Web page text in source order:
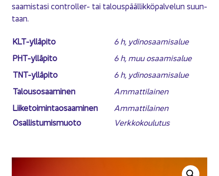
saa­mis­ta­si controller-​ tai ta­lous­pääl­lik­kö­pal­ve­lun suun­
taan.
KLT-​ylläpito
6 h, ydin­osaa­mi­sa­lue
PHT-​ylläpito
6 h, muu osaa­mi­sa­lue
TNT-​ylläpito
6 h, ydin­osaa­mi­sa­lue
Ta­lous­osaa­mi­nen
Am­mat­ti­lai­nen
Lii­ke­toi­min­tao­saa­mi­nen
Am­mat­ti­lai­nen
Osal­lis­tu­mis­muo­to
Verk­ko­kou­lu­tus